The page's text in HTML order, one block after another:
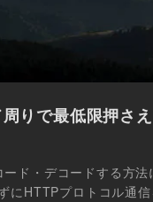
りで最低限押さ
ド・デコードする方法
にHTTPプロトコル通